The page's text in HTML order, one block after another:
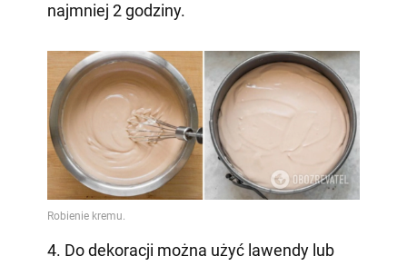
najmniej 2 godziny.
4. Do dekoracji można użyć lawendy lub